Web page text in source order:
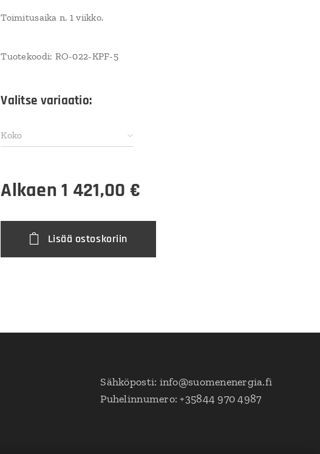
Toimitusaika n. 1 viikko.
Tuotekoodi: RO-022-KPF-5
Valitse variaatio:
Koko
Alkaen1 421,00 €
Lisää ostoskoriin
Sähköposti: info@suomenenergia.fi
Puhelinnumero: +35844 970 4987